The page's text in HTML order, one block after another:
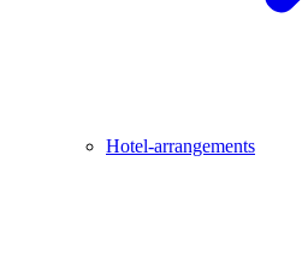
Hotel-arrangements